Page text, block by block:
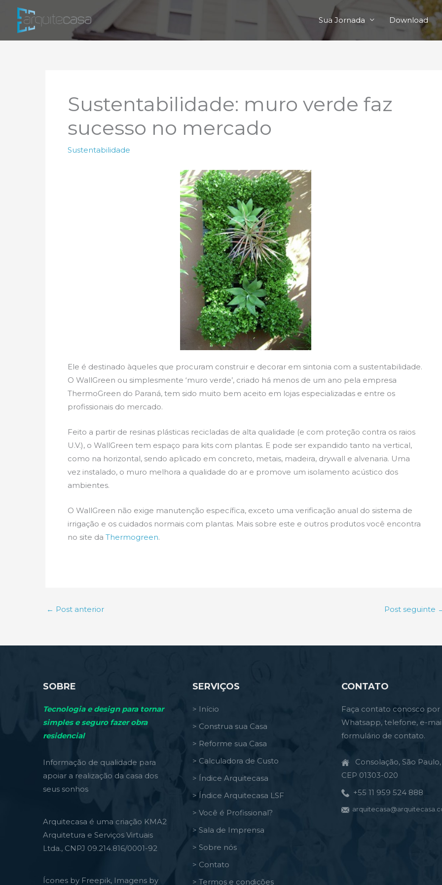
Sua Jornada Download
Sustentabilidade: muro verde faz
sucesso no mercado
Sustentabilidade
Ele é destinado àqueles que procuram construir e decorar em sintonia com a sustentabilidade.
O WallGreen ou simplesmente ‘muro verde’, criado há menos de um ano pela empresa
ThermoGreen do Paraná, tem sido muito bem aceito em lojas especializadas e entre os
profissionais do mercado.
Feito a partir de resinas plásticas recicladas de alta qualidade (e com proteção contra os raios
U.V.), o WallGreen tem espaço para kits com plantas. E pode ser expandido tanto na vertical,
como na horizontal, sendo aplicado em concreto, metais, madeira, drywall e alvenaria. Uma
vez instalado, o muro melhora a qualidade do ar e promove um isolamento acústico dos
ambientes.
O WallGreen não exige manutenção específica, exceto uma verificação anual do sistema de
irrigação e os cuidados normais com plantas. Mais sobre este e outros produtos você encontra
no site da Thermogreen.
← Post anterior Post seguinte
SOBRE
Tecnologia e design para tornar
simples e seguro fazer obra
residencial
Informação de qualidade para
apoiar a realização da casa dos
seus sonhos
Arquitecasa é uma criação KMA2
Arquitetura e Serviços Virtuais
Ltda., CNPJ 09.214.816/0001-92
Ícones by Freepik, Imagens by
SERVIÇOS
> Início
> Construa sua Casa
> Reforme sua Casa
> Calculadora de Custo
> Índice Arquitecasa
> Índice Arquitecasa LSF
> Você é Profissional?
> Sala de Imprensa
> Sobre nós
> Contato
> Termos e condições
CONTATO
Faça contato conosco por
Whatsapp, telefone, e-
formulário de contato.
Consolação, São Paulo,
CEP 01303-020
+55 11 959 524 888